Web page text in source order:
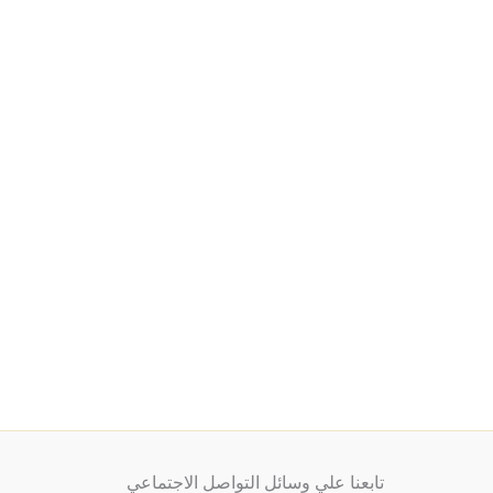
تابعنا علي وسائل التواصل الاجتماعي